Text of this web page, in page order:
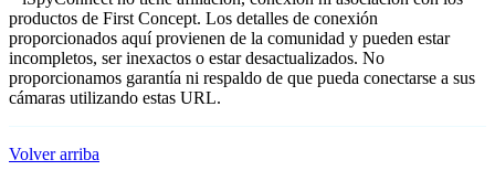
productos de First Concept. Los detalles de conexión
proporcionados aquí provienen de la comunidad y pueden estar
incompletos, ser inexactos o estar desactualizados. No
proporcionamos garantía ni respaldo de que pueda conectarse a sus
cámaras utilizando estas URL.
Volver arriba